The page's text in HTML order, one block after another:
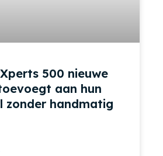
500 nieuwe
aan hun
zonder handmatig